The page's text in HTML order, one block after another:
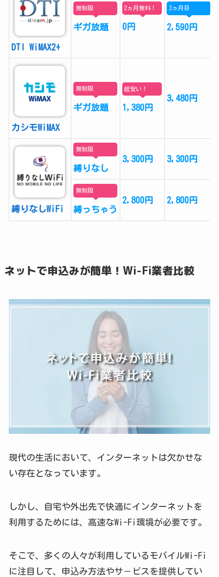
DTI WiMAX2+
無制限
ギガ放題
2ヵ月無料！
0円
3ヵ月目
2,590円
カシモWiMAX
無制限
ギガ放題
超安い！
1,380円
3,480円
縛りなしWiFi
無制限
縛りなし
3,300円 3,300円
無制限
縛っちゃう
2,800円 2,800円
ネットで申込みが簡単！Wi-Fi業者比較
現代の生活において、インターネットは欠かせな
い存在となっています。
しかし、自宅や外出先で快適にインターネットを
利用するためには、高速なWi-Fi環境が必要です。
そこで、多くの人々が利用しているモバイルWi-Fi
に注目して、申込み方法やサ－ビスを提供してい